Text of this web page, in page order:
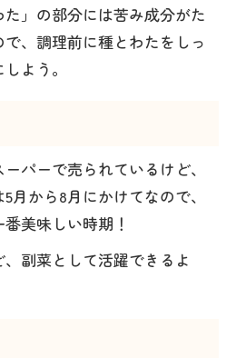
」の部分には苦み成分がた
、調理前に種とわたをしっ
よう。
パーで売られているけど、
月から8月にかけてなので、
美味しい時期！
副菜として活躍できるよ